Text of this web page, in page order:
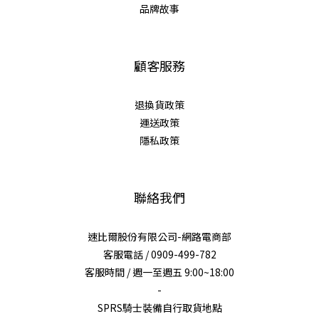
品牌故事
顧客服務
退換貨政策
運送政策
隱私政策
聯絡我們
速比爾股份有限公司-網路電商部
客服電話 / 0909-499-782
客服時間 / 週一至週五 9:00~18:00
-
SPRS騎士裝備自行取貨地點